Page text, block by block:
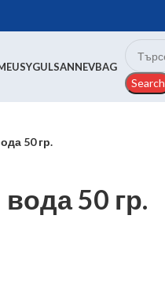
GULSANNEVBAG
Search
50 гр.
50 гр.